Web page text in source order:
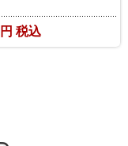
円 税込